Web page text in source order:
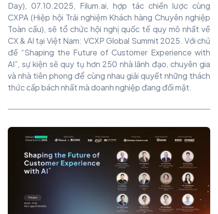
Day), 07.10.2025, Filum.ai, hợp tác chiến lược cùng
CXPA (Hiệp hội Trải nghiệm Khách hàng Chuyên nghiệp
Toàn cầu), sẽ tổ chức hội nghị quốc tế quy mô nhất về
CX & AI tại Việt Nam: VCXP Global Summit 2025. Với chủ
đề “Shaping the Future of Customer Experience with
AI”, sự kiện sẽ quy tụ hơn 250 nhà lãnh đạo, chuyên gia
và nhà tiên phong để cùng nhau giải quyết những thách
thức cấp bách nhất mà doanh nghiệp đang đối mặt.